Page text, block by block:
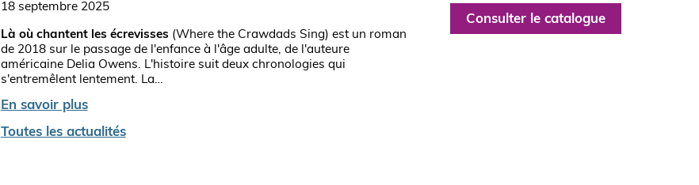
18 septembre 2025
Là où chantent les écrevisses (Where the Crawdads Sing) est un roman
de 2018 sur le passage de l'enfance à l'âge adulte, de l'auteure
américaine Delia Owens. L'histoire suit deux chronologies qui
s'entremêlent lentement. La…
En savoir plus
Toutes les actualités
Consulter le catalogue